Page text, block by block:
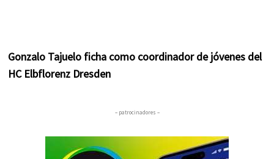
Gonzalo Tajuelo ficha como coordinador de jóvenes del
HC Elbflorenz Dresden
– patrocinadores –